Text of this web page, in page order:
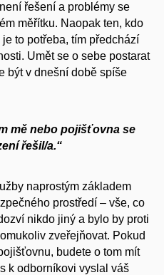
řešení a problémy se
měřítku. Naopak ten, kdo
to potřeba, tím předchází
Umět se o sebe postarat
být v dnešní době spíše
mě nebo pojišťovna se
řešil/a.“
naprostým základem
prostředí –⁠ vše, co
nikdo jiný a bylo by proti
zveřejňovat. Pokud
budete o tom mít
k odborníkovi vyslal váš